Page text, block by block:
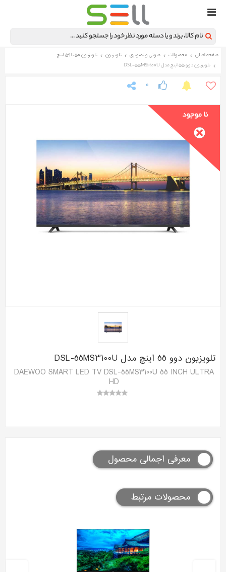
صفحه اصلی محصولات صوتی و تصویری تلویزیون
تلویزیون 50 تا 59 اینچ
تلویزیون دوو 55 اینچ مدل DSL-55MS3100U
0
تلویزیون دوو 55 اینچ مدل DSL-55MS3100U
DAEWOO SMART LED TV DSL-55MS3100U 55 INCH ULTRA
HD
معرفی اجمالی محصول
محصولات مرتبط